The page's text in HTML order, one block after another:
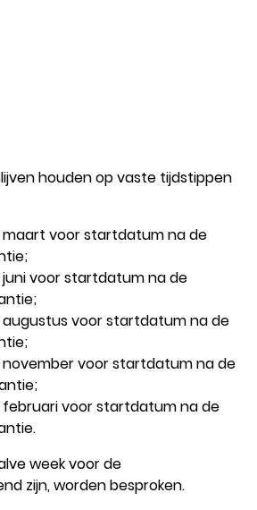
houden op vaste tijdstippen
voor startdatum na de
voor startdatum na de
voor startdatum na de
voor startdatum na de
voor startdatum na de
week voor de
zijn, worden besproken.